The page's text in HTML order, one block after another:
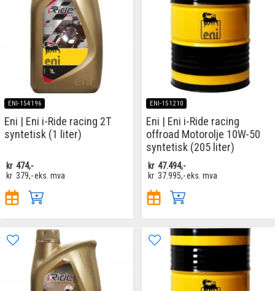
ENI-154196
Eni | Eni i-Ride racing 2T
syntetisk (1 liter)
kr 474,-
kr 379,-eks. mva
ENI-151210
Eni | Eni i-Ride racing
offroad Motorolje 10W-50
syntetisk (205 liter)
kr 47.494,-
kr 37.995,-eks. mva